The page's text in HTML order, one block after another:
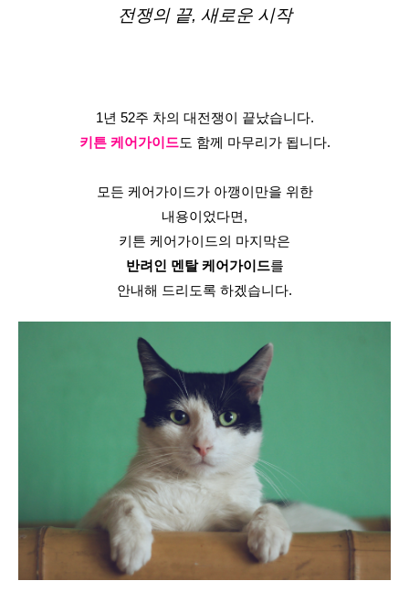
전쟁의 끝, 새로운 시작
1년 52주 차의 대전쟁이 끝났습니다.
키튼 케어가이드도 함께 마무리가 됩니다.
모든 케어가이드가 아깽이만을 위한
내용이었다면,
키튼 케어가이드의 마지막은
반려인 멘탈 케어가이드를
안내해 드리도록 하겠습니다.